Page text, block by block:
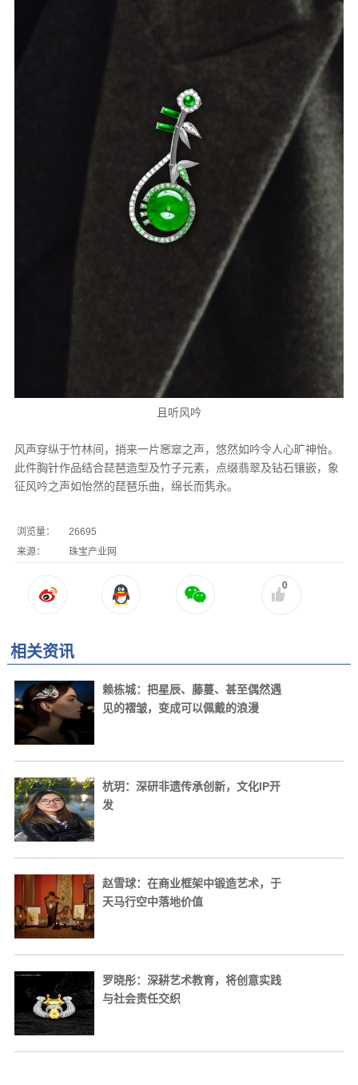
且听风吟
风声穿纵于竹林间，捎来一片窸窣之声，悠然如吟令人心旷神怡。
此件胸针作品结合琵琶造型及竹子元素，点缀翡翠及钻石镶嵌，象
征风吟之声如怡然的琵琶乐曲，绵长而隽永。
浏览量：
26695
来源：
珠宝产业网
0
相关资讯
赖栋城：把星辰、藤蔓、甚至偶然遇
见的褶皱，变成可以佩戴的浪漫
杭玥：深研非遗传承创新，文化IP开
发
赵雪球：在商业框架中锻造艺术，于
天马行空中落地价值
罗晓彤：深耕艺术教育，将创意实践
与社会责任交织